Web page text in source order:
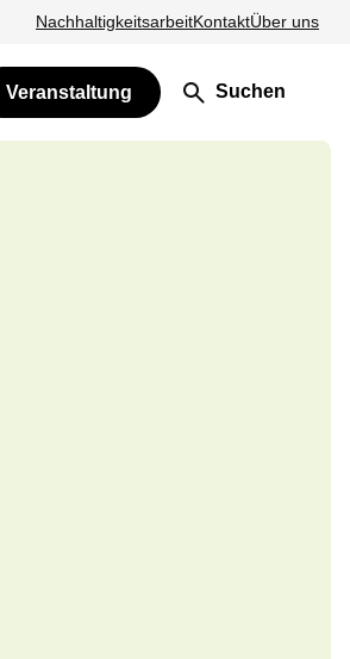
NachhaltigkeitsarbeitKontaktÜber uns
Veranstaltung Suchen